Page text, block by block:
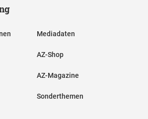
Mediadaten
AZ-Shop
AZ-Magazine
Sonderthemen